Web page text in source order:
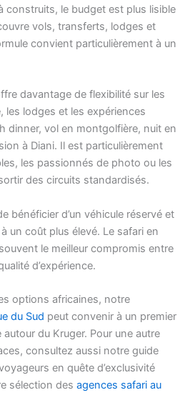
construits, le budget est plus lisible
vols, transferts, lodges et
convient particulièrement à un
davantage de flexibilité sur les
les lodges et les expériences
dinner, vol en montgolfière, nuit en
à Diani. Il est particulièrement
les passionnés de photo ou les
des circuits standardisés.
bénéficier d’un véhicule réservé et
un coût plus élevé. Le safari en
le meilleur compromis entre
d’expérience.
options africaines, notre
du Sud peut convenir à un premier
du Kruger. Pour une autre
consultez aussi notre guide
en quête d’exclusivité
sélection des agences safari au